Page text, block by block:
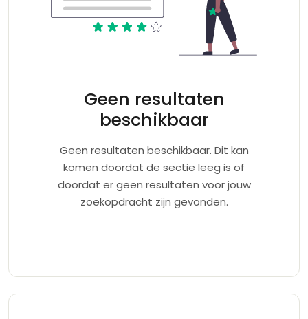
Geen resultaten
beschikbaar
Geen resultaten beschikbaar. Dit kan
komen doordat de sectie leeg is of
doordat er geen resultaten voor jouw
zoekopdracht zijn gevonden.